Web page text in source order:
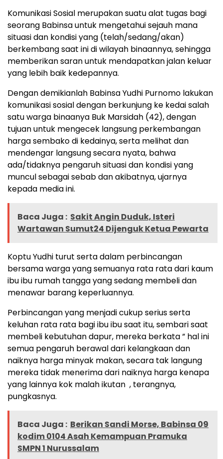
Komunikasi Sosial merupakan suatu alat tugas bagi
seorang Babinsa untuk mengetahui sejauh mana
situasi dan kondisi yang (telah/sedang/akan)
berkembang saat ini di wilayah binaannya, sehingga
memberikan saran untuk mendapatkan jalan keluar
yang lebih baik kedepannya.
Dengan demikianlah Babinsa Yudhi Purnomo lakukan
komunikasi sosial dengan berkunjung ke kedai salah
satu warga binaanya Buk Marsidah (42), dengan
tujuan untuk mengecek langsung perkembangan
harga sembako di kedainya, serta melihat dan
mendengar langsung secara nyata, bahwa
ada/tidaknya pengaruh situasi dan kondisi yang
muncul sebagai sebab dan akibatnya, ujarnya
kepada media ini.
Baca Juga : Sakit Angin Duduk, Isteri
Wartawan Sumut24 Dijenguk Ketua Pewarta
Koptu Yudhi turut serta dalam perbincangan
bersama warga yang semuanya rata rata dari kaum
ibu ibu rumah tangga yang sedang membeli dan
menawar barang keperluannya.
Perbincangan yang menjadi cukup serius serta
keluhan rata rata bagi ibu ibu saat itu, sembari saat
membeli kebutuhan dapur, mereka berkata ” hal ini
semua pengaruh berawal dari kelangkaan dan
naiknya harga minyak makan, secara tak langung
mereka tidak menerima dari naiknya harga kenapa
yang lainnya kok malah ikutan , terangnya,
pungkasnya.
Baca Juga : Berikan Sandi Morse, Babinsa 09
kodim 0104 Asah Kemampuan Pramuka
SMPN 1 Nurussalam